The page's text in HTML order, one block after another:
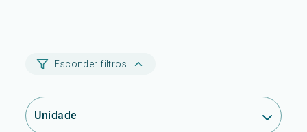
Esconder filtros
Unidade